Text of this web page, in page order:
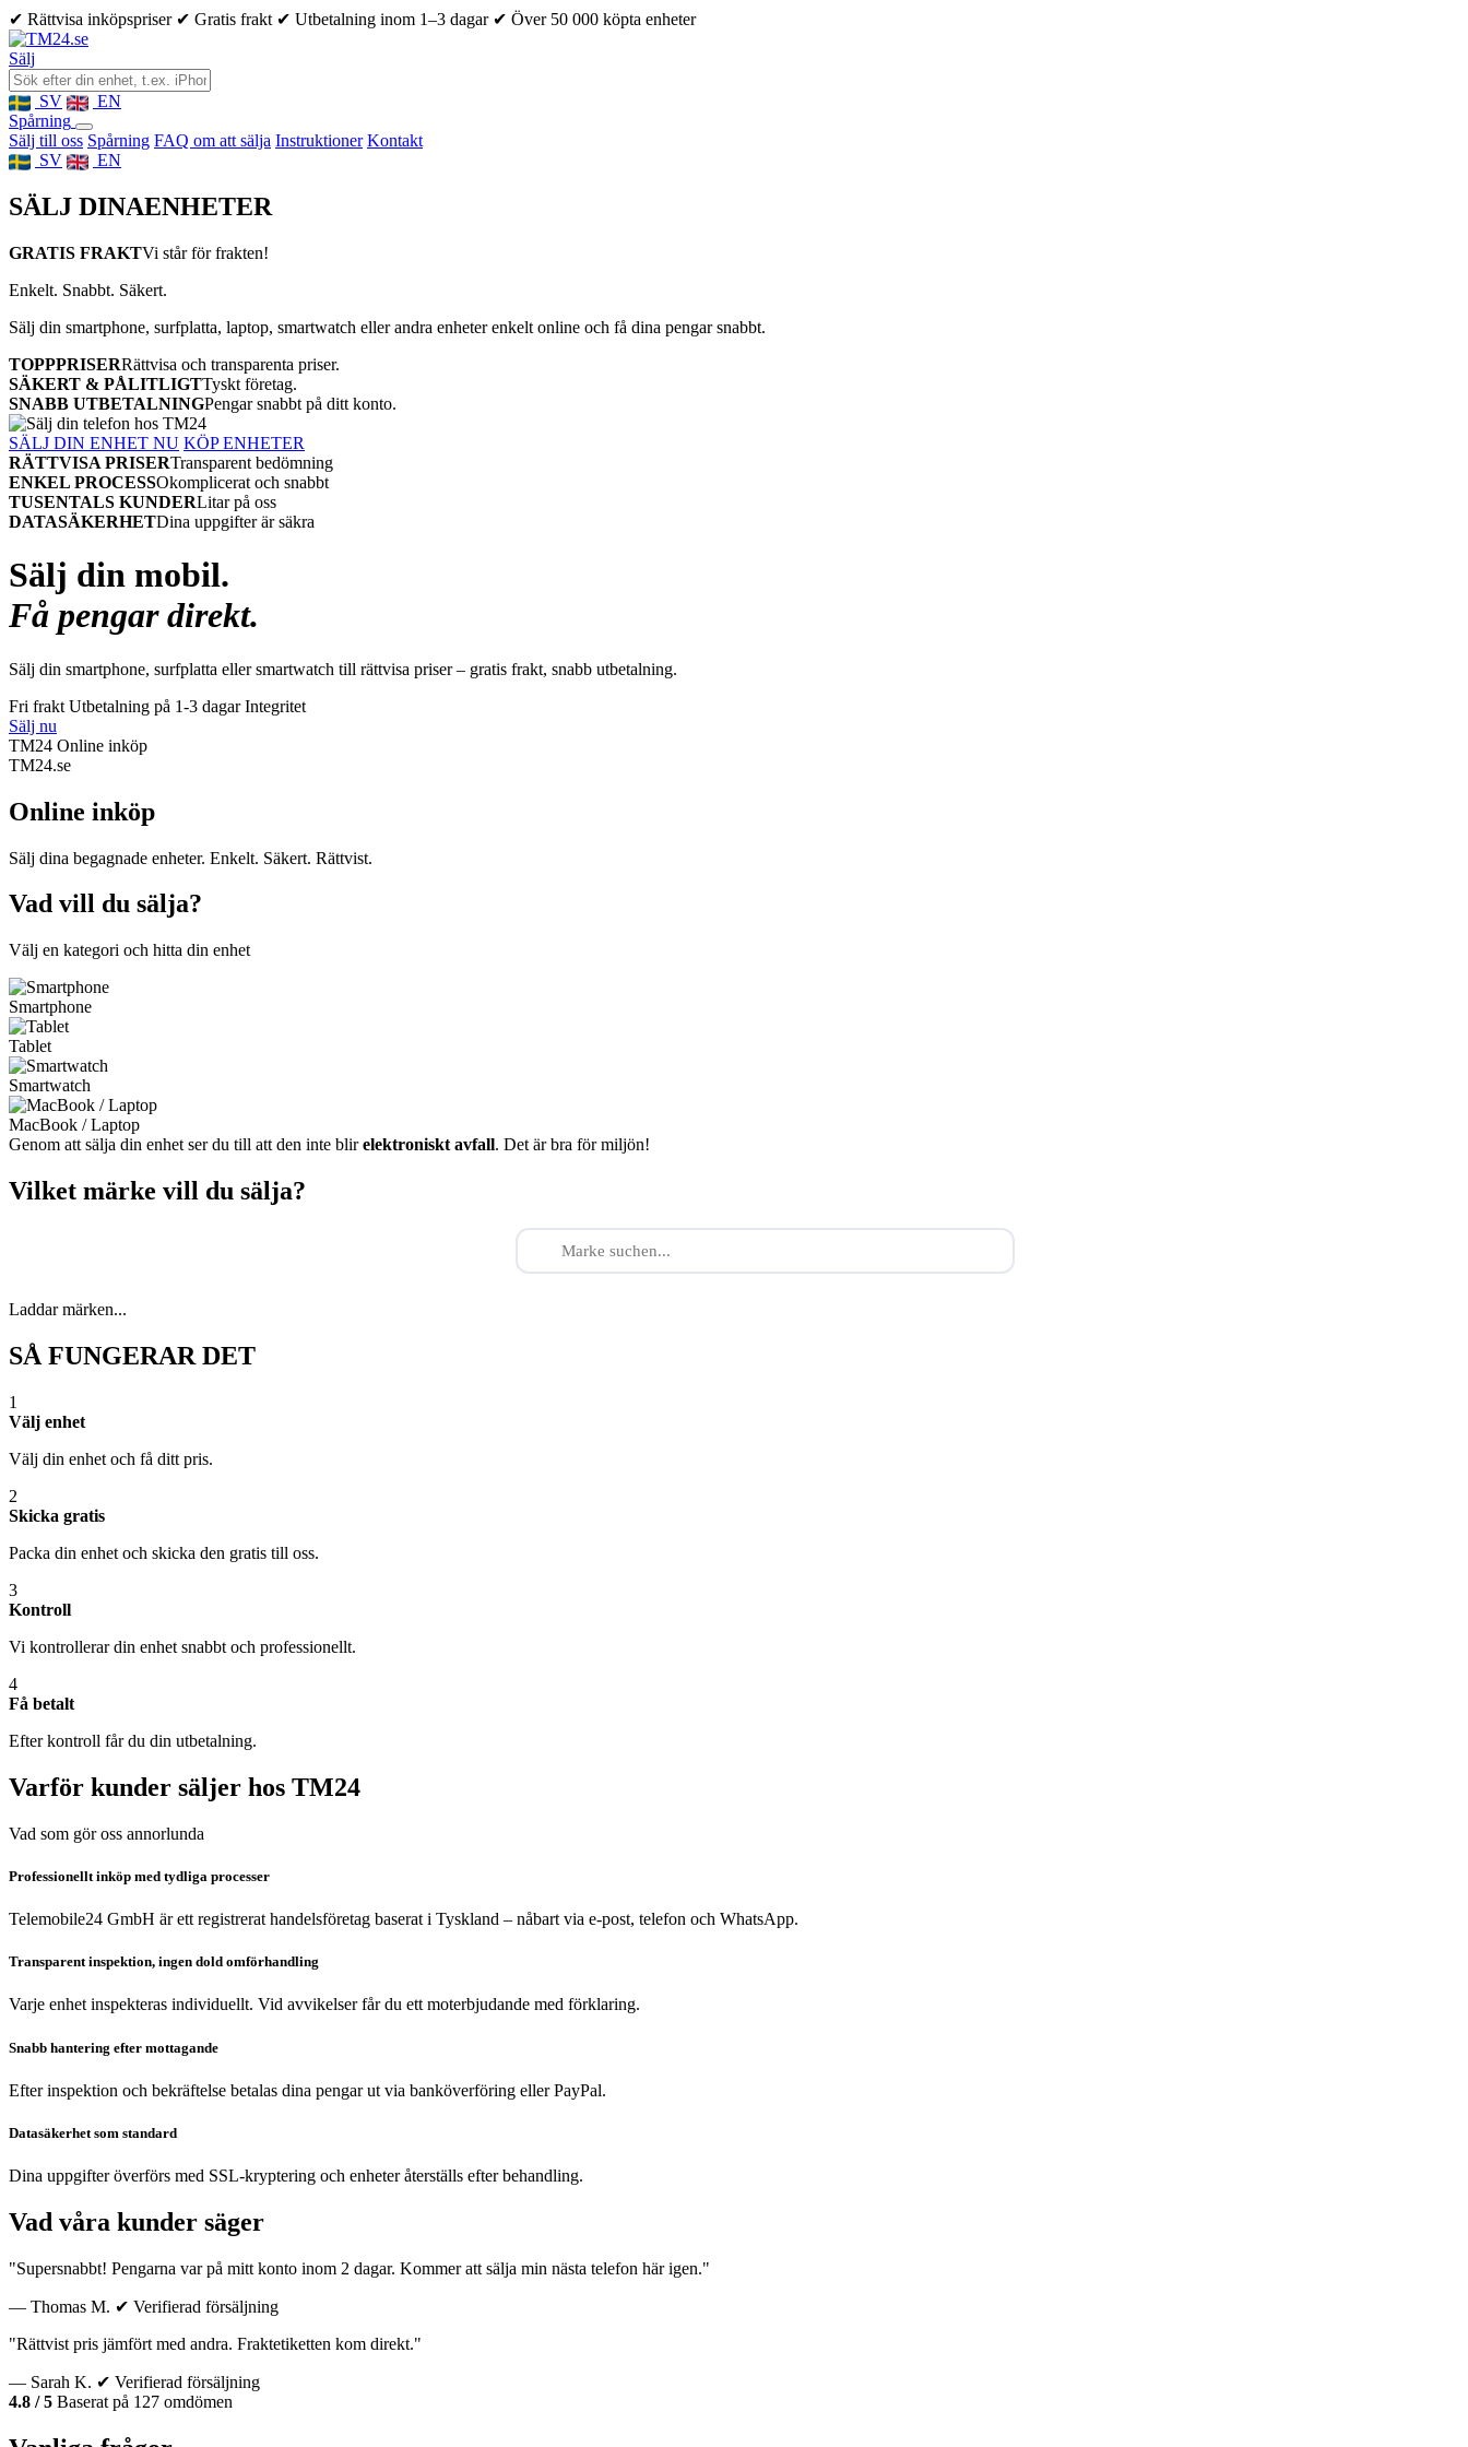
✔ Rättvisa inköpspriser ✔ Gratis frakt ✔ Utbetalning inom 1–3 dagar ✔ Över 50 000 köpta enheter
Sälj
SV
EN
Spårning
Sälj till oss Spårning FAQ om att sälja Instruktioner Kontakt
SV
EN
SÄLJ DINAENHETER
GRATIS FRAKTVi står för frakten!
Enkelt. Snabbt. Säkert.
Sälj din smartphone, surfplatta, laptop, smartwatch eller andra enheter enkelt online och få dina pengar snabbt.
TOPPPRISERRättvisa och transparenta priser.
SÄKERT & PÅLITLIGTTyskt företag.
SNABB UTBETALNINGPengar snabbt på ditt konto.
SÄLJ DIN ENHET NU KÖP ENHETER
RÄTTVISA PRISERTransparent bedömning
ENKEL PROCESSOkomplicerat och snabbt
TUSENTALS KUNDERLitar på oss
DATASÄKERHETDina uppgifter är säkra
Sälj din mobil.
Få pengar direkt.
Sälj din smartphone, surfplatta eller smartwatch till rättvisa priser – gratis frakt, snabb utbetalning.
Fri frakt Utbetalning på 1-3 dagar Integritet
Sälj nu
TM24 Online inköp
TM24.se
Online inköp
Sälj dina begagnade enheter. Enkelt. Säkert. Rättvist.
Vad vill du sälja?
Välj en kategori och hitta din enhet
Smartphone
Tablet
Smartwatch
MacBook / Laptop
Genom att sälja din enhet ser du till att den inte blirelektroniskt avfall. Det är bra för miljön!
Vilket märke vill du sälja?
Laddar märken...
SÅ FUNGERAR DET
1
Välj enhet
Välj din enhet och få ditt pris.
2
Skicka gratis
Packa din enhet och skicka den gratis till oss.
3
Kontroll
Vi kontrollerar din enhet snabbt och professionellt.
4
Få betalt
Efter kontroll får du din utbetalning.
Varför kunder säljer hos TM24
Vad som gör oss annorlunda
Professionellt inköp med tydliga processer
Telemobile24 GmbH är ett registrerat handelsföretag baserat i Tyskland – nåbart via e-post, telefon och WhatsApp.
Transparent inspektion, ingen dold omförhandling
Varje enhet inspekteras individuellt. Vid avvikelser får du ett moterbjudande med förklaring.
Snabb hantering efter mottagande
Efter inspektion och bekräftelse betalas dina pengar ut via banköverföring eller PayPal.
Datasäkerhet som standard
Dina uppgifter överförs med SSL-kryptering och enheter återställs efter behandling.
Vad våra kunder säger
"Supersnabbt! Pengarna var på mitt konto inom 2 dagar. Kommer att sälja min nästa telefon här igen."
— Thomas M. ✔ Verifierad försäljning
"Rättvist pris jämfört med andra. Fraktetiketten kom direkt."
— Sarah K. ✔ Verifierad försäljning
4.8 / 5 Baserat på 127 omdömen